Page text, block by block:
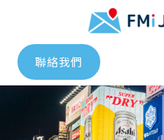
聯絡我們